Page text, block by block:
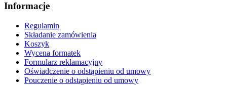
Informacje
Regulamin
Składanie zamówienia
Koszyk
Wycena formatek
Formularz reklamacyjny
Oświadczenie o odstąpieniu od umowy
Pouczenie o odstąpieniu od umowy